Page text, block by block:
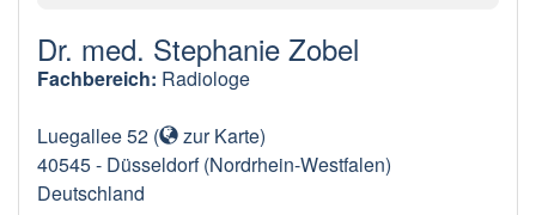
Dr. med. Stephanie Zobel
Fachbereich: Radiologe
Luegallee 52 ( zur Karte)
40545- Düsseldorf (Nordrhein-Westfalen)
Deutschland